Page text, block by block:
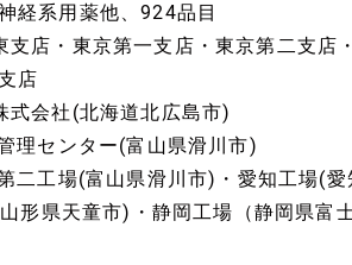
経系用薬他、924品目
店・東京第一支店・東京第二支店
店
式会社(北海道北広島市)
理センター(富山県滑川市)
二工場(富山県滑川市)・愛知工場(
形県天童市)・静岡工場（静岡県富